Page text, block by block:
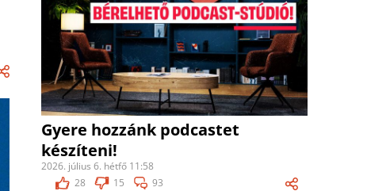
Gyere hozzánk podcastet
készíteni!
2026. július 6. hétfő 11:58
28
15 93